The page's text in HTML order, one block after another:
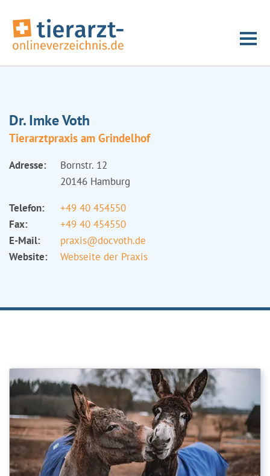
Dr. Imke Voth
Tierarztpraxis am Grindelhof
Adresse:
Bornstr. 12
20146 Hamburg
Telefon:
+49 40 454550
Fax:
+49 40 454550
E-Mail:
praxis@docvoth.de
Website:
Webseite der Praxis